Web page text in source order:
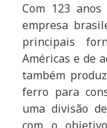
Com 123
empresa
principais
Américas e de
também
ferro para
uma divisão